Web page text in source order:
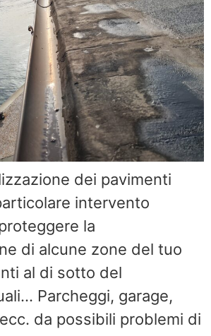
dei pavimenti
intervento
la
di alcune zone del tuo
al di sotto del
Parcheggi, garage,
da possibili problemi di